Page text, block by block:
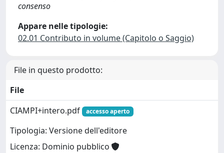
consenso
Appare nelle tipologie:
02.01 Contributo in volume (Capitolo o Saggio)
File in questo prodotto:
File
CIAMPI+intero.pdf
accesso aperto
Tipologia: Versione dell'editore
Licenza: Dominio pubblico